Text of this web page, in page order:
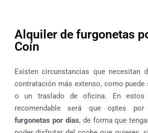
Alquiler de furgonetas
Coín
Existen circunstancias que necesitan
contratación más extenso, como puede
o un traslado de oficina. En
recomendable será que optes
furgonetas por días, de forma que